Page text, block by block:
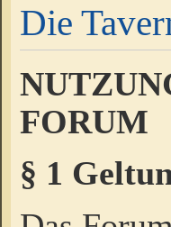
Die
FORUM
§ 1